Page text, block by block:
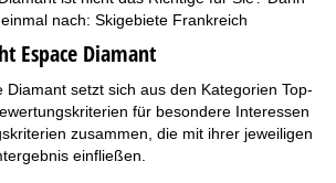
nach: Skigebiete Frankreich
Espace Diamant
Diamant setzt sich aus den Kategorien Top-
für besondere Interessen
zusammen, die mit ihrer jeweiligen
einfließen.